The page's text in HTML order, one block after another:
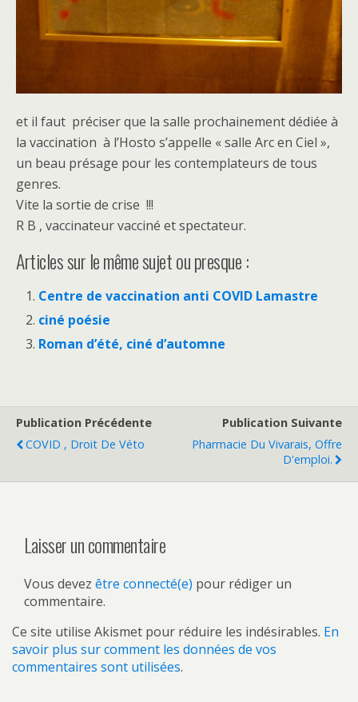
et il faut préciser que la salle prochainement dédiée à
la vaccination à l’Hosto s’appelle « salle Arc en Ciel »,
un beau présage pour les contemplateurs de tous
genres.
Vite la sortie de crise !!!
R B , vaccinateur vacciné et spectateur.
Articles sur le même sujet ou presque :
Centre de vaccination anti COVID Lamastre
ciné poésie
Roman d’été, ciné d’automne
Publication Précédente
COVID , Droit De Véto
Publication Suivante
Pharmacie Du Vivarais, Offre
D'emploi.
Laisser un commentaire
Vous devez être connecté(e) pour rédiger un
commentaire.
Ce site utilise Akismet pour réduire les indésirables. En
savoir plus sur comment les données de vos
commentaires sont utilisées.